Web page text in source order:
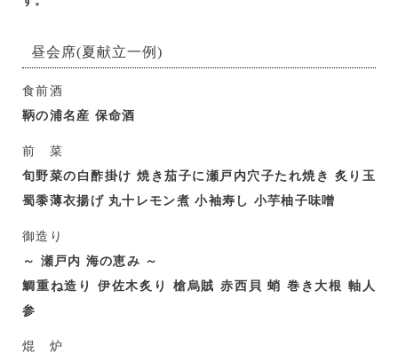
昼会席(夏献立一例)
食前酒
鞆の浦名産 保命酒
前 菜
旬野菜の白酢掛け 焼き茄子に瀬戸内穴子たれ焼き 炙り玉
蜀黍薄衣揚げ 丸十レモン煮 小袖寿し 小芋柚子味噌
御造り
～ 瀬戸内 海の恵み ～
鯛重ね造り 伊佐木炙り 槍烏賊 赤西貝 蛸 巻き大根 軸人
参
焜 炉